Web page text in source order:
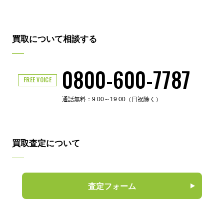
買取について相談する
FREE VOICE 0800-600-7787
通話無料：9:00～19:00（日祝除く）
買取査定について
査定フォーム